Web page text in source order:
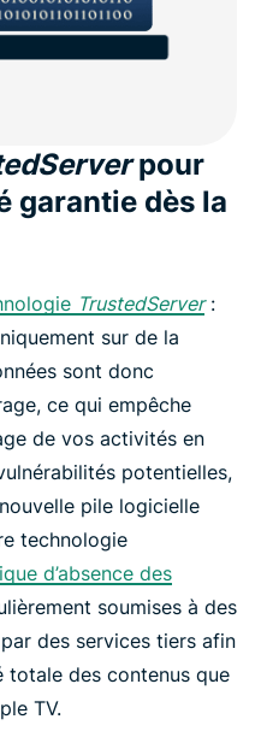
pour
garantie dès la
TrustedServer:
sur de la
sont donc
ce qui empêche
de vos activités en
potentielles,
pile logicielle
technologie
d’absence des
soumises à des
des services tiers afin
des contenus que
TV.